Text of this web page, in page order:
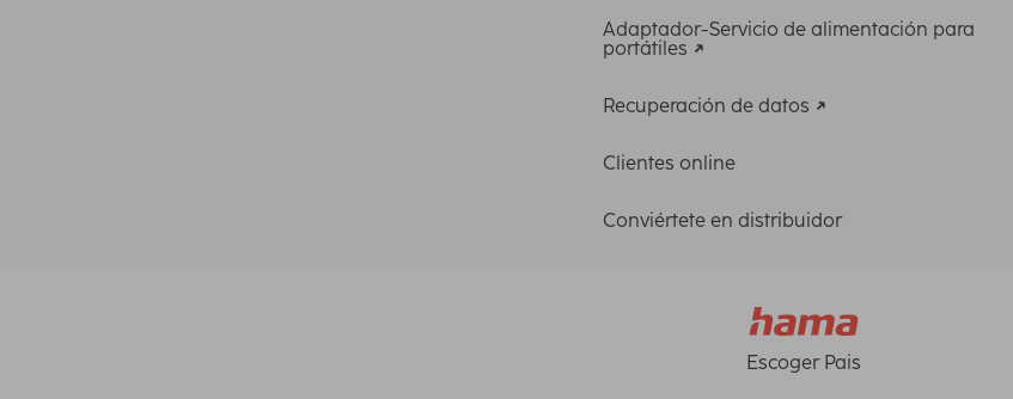
Adaptador-Servicio de alimentación para
portátiles
Recuperación de datos
Clientes online
Conviértete en distribuidor
Escoger Pais